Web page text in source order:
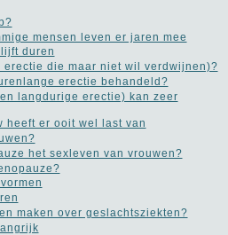
mensen leven er jaren mee
duren
die maar niet wil verdwijnen)?
erectie behandeld?
langdurige erectie) kan zeer
heeft er ooit wel last van
het sexleven van vrouwen?
maken over geslachtsziekten?